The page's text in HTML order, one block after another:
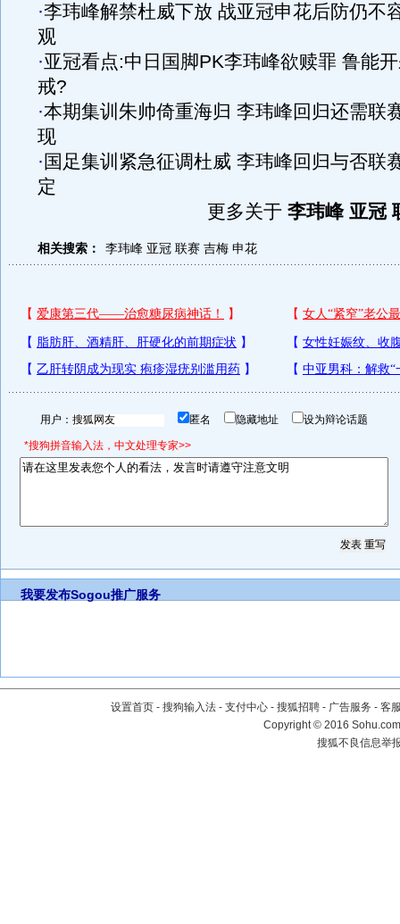
·李玮峰解禁杜威下放 战亚冠申花后防仍不
观
·亚冠看点:中日国脚PK李玮峰欲赎罪 鲁能
戒?
·本期集训朱帅倚重海归 李玮峰回归还需联
现
· 国足集训紧急征调杜威 李玮峰回归与否联
定
更多关于 李玮峰 亚冠
相关搜索： 李玮峰 亚冠 联赛 吉梅 申花
用户： 匿名 隐藏地址 设为辩论话题
*搜狗拼音输入法，中文处理专家>>
我要发布Sogou推广服务
设置首页 - 搜狗输入法 - 支付中心 - 搜狐招聘 - 广告服务 - 客
Copyright©2016
搜狐不良信息举